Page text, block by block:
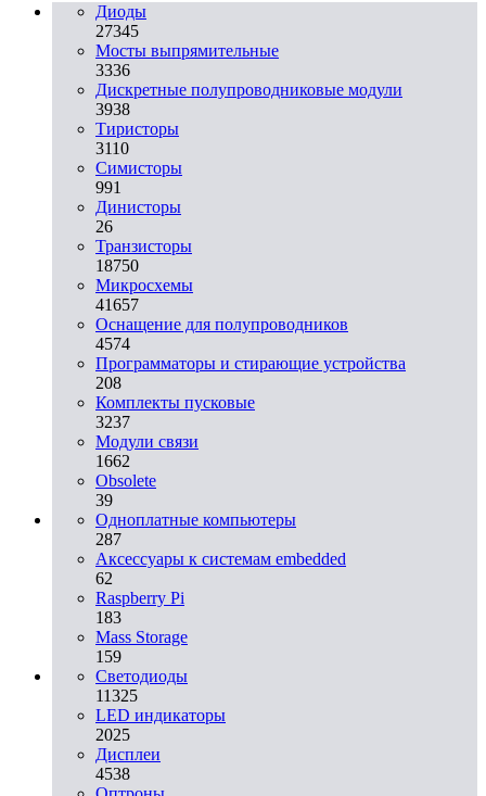
Диоды
27345
Мосты выпрямительные
3336
Дискретные полупроводниковые модули
3938
Тиристоры
3110
Симисторы
991
Динисторы
26
Транзисторы
18750
Микросхемы
41657
Оснащение для полупроводников
4574
Программаторы и стирающие устройства
208
Комплекты пусковые
3237
Модули связи
1662
Obsolete
39
Одноплатные компьютеры
287
Аксессуары к системам embedded
62
Raspberry Pi
183
Mass Storage
159
Светодиоды
11325
LED индикаторы
2025
Дисплеи
4538